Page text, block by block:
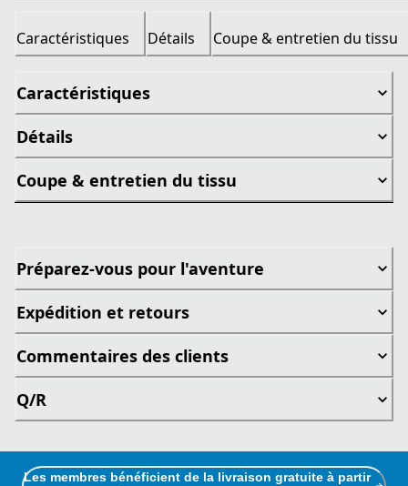
Caractéristiques Détails Coupe & entretien du tissu
Caractéristiques
Détails
Coupe & entretien du tissu
Préparez-vous pour l'aventure
Expédition et retours
Commentaires des clients
Q/R
Les membres bénéficient de la livraison gratuite à partir